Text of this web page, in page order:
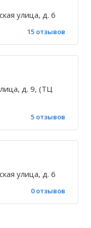
улица, д. 6
15 отзывов
д. 9, (ТЦ
5 отзывов
улица, д. 6
0 отзывов